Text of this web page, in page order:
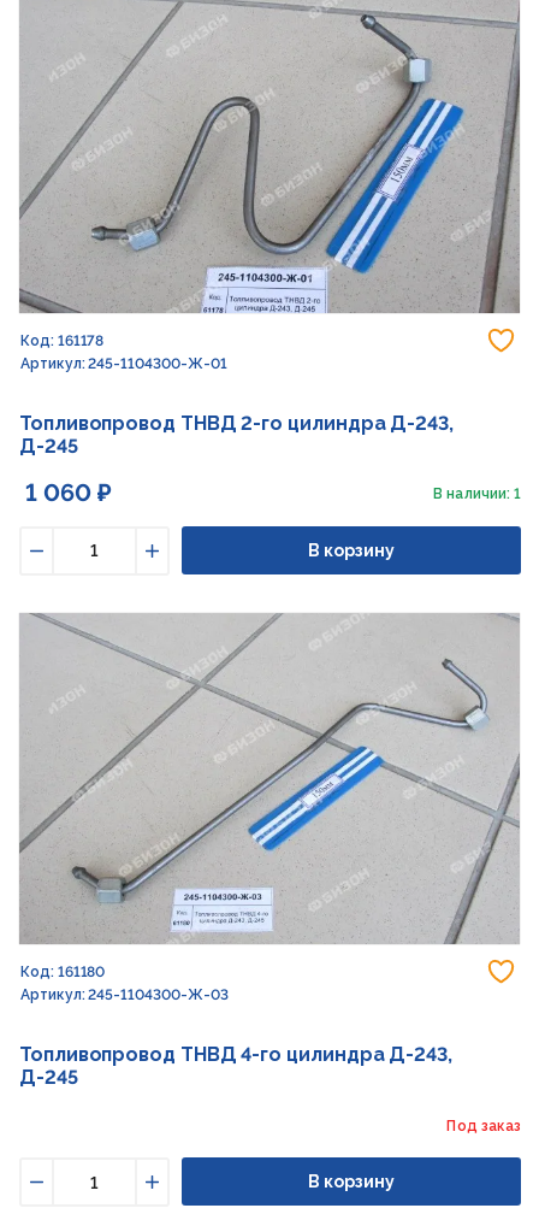
Код: 161178
Артикул: 245-1104300-Ж-01
Топливопровод ТНВД 2-го цилиндра Д-243,
Д-245
1 060 ₽ В наличии: 1
Увеличить
В корзину
Код: 161180
Артикул: 245-1104300-Ж-03
Топливопровод ТНВД 4-го цилиндра Д-243,
Д-245
Под заказ
Увеличить
В корзину